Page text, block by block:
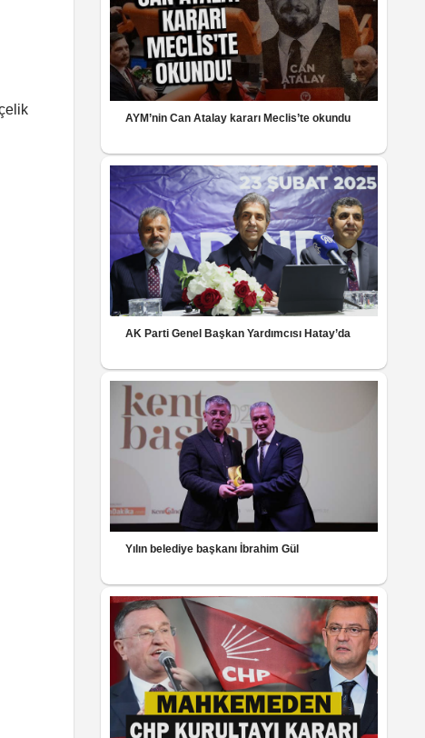
AYM’nin Can Atalay kararı Meclis’te okundu
AK Parti Genel Başkan Yardımcısı Hatay’da
Yılın belediye başkanı İbrahim Gül